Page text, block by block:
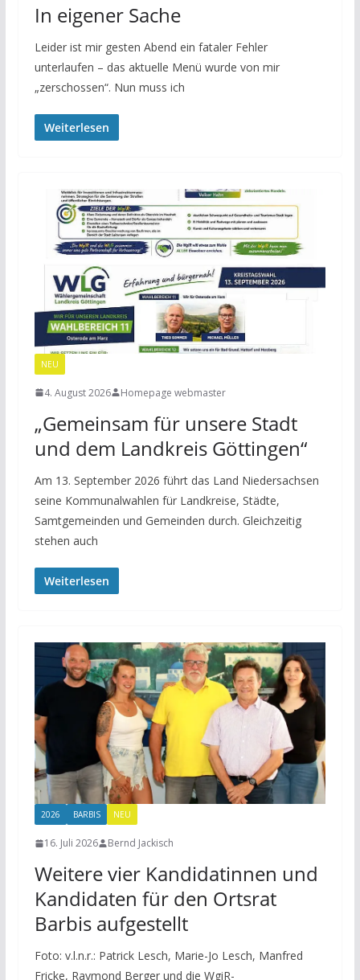
In eigener Sache
Leider ist mir gesten Abend ein fataler Fehler
unterlaufen – das aktuelle Menü wurde von mir
„zerschossen“. Nun muss ich
Weiterlesen
NEU
4. August 2026 Homepage webmaster
„Gemeinsam für unsere Stadt
und dem Landkreis Göttingen“
Am 13. September 2026 führt das Land Niedersachsen
seine Kommunalwahlen für Landkreise, Städte,
Samtgemeinden und Gemeinden durch. Gleichzeitig
stehen auch
Weiterlesen
2026 BARBIS NEU
16. Juli 2026 Bernd Jackisch
Weitere vier Kandidatinnen und
Kandidaten für den Ortsrat
Barbis aufgestellt
Foto: v.l.n.r.: Patrick Lesch, Marie-Jo Lesch, Manfred
Fricke, Raymond Berger und die WgiR-